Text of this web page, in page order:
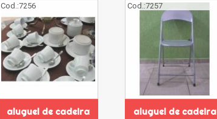
Cod.:7256
aluguel de cadeira
Cod.:7257
aluguel de cadeira